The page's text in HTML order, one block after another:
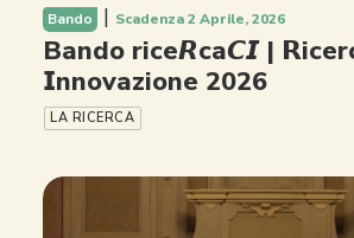
Bando | Scadenza 2 Aprile, 2026
Bando rice𝙍ca𝘾𝙄 |
𝗜nnovazione 2026
LA RICERCA